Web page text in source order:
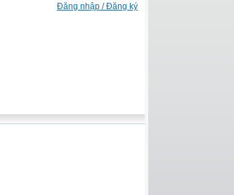
Đăng nhập / Đăng ký